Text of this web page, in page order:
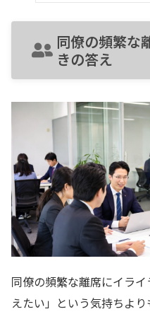
同僚の頻繁な
きの答え
同僚の頻繁な離席にイラ
えたい」という気持ちよ